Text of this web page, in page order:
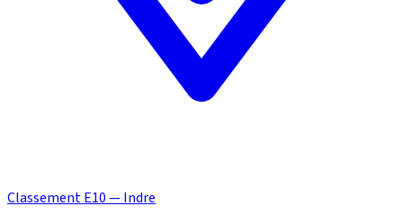
Classement E10 — Indre